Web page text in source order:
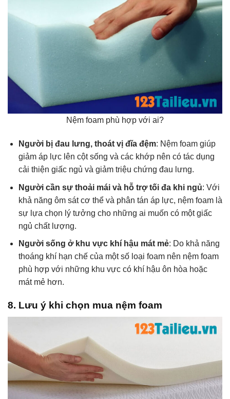
Nệm foam phù hợp với ai?
Người bị đau lưng, thoát vị đĩa đệm: Nệm foam giúp
giảm áp lực lên cột sống và các khớp nên có tác dụng
cải thiện giấc ngủ và giảm triệu chứng đau lưng.
Người cần sự thoải mái và hỗ trợ tối đa khi ngủ: Với
khả năng ôm sát cơ thể và phân tán áp lực, nệm foam là
sự lựa chọn lý tưởng cho những ai muốn có một giấc
ngủ chất lượng.
Người sống ở khu vực khí hậu mát mẻ: Do khả năng
thoáng khí hạn chế của một số loại foam nên nệm foam
phù hợp với những khu vực có khí hậu ôn hòa hoặc
mát mẻ hơn.
8. Lưu ý khi chọn mua nệm foam